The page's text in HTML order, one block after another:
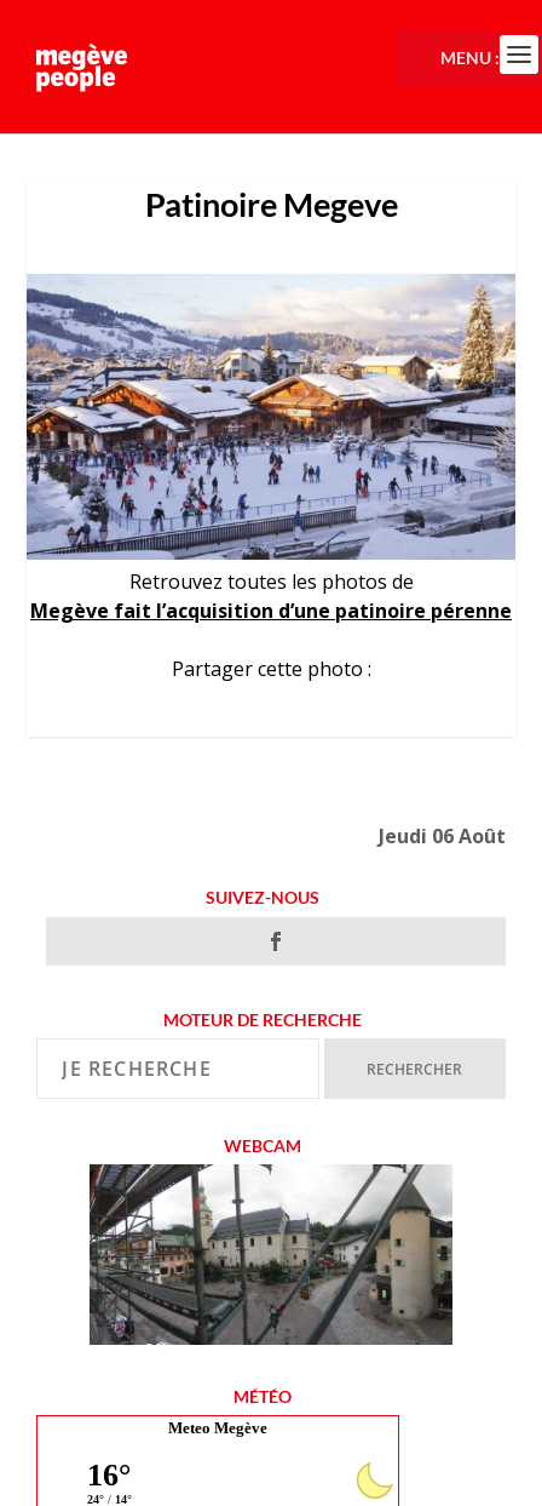
Patinoire Megeve
Retrouvez toutes les photos de
Megève fait l’acquisition d’une patinoire pérenne
Partager cette photo :
Jeudi 06 Août
SUIVEZ-NOUS
MOTEUR DE RECHERCHE
WEBCAM
MÉTÉO
Meteo Megève
MENU :